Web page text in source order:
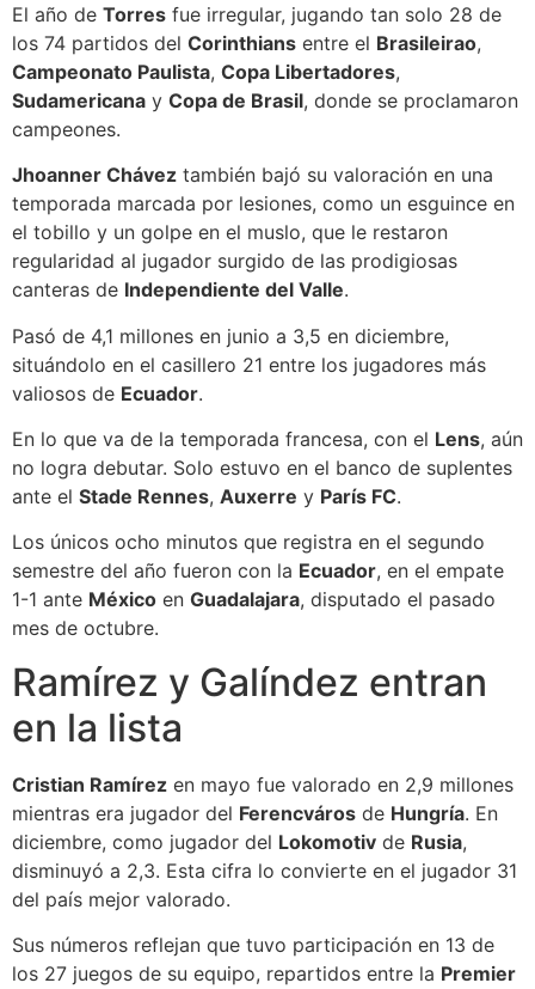
El año de Torres fue irregular, jugando tan solo 28 de
los 74 partidos del Corinthians entre el Brasileirao,
Campeonato Paulista, Copa Libertadores,
Sudamericana y Copa de Brasil, donde se proclamaron
campeones.
Jhoanner Chávez también bajó su valoración en una
temporada marcada por lesiones, como un esguince en
el tobillo y un golpe en el muslo, que le restaron
regularidad al jugador surgido de las prodigiosas
canteras de Independiente del Valle.
Pasó de 4,1 millones en junio a 3,5 en diciembre,
situándolo en el casillero 21 entre los jugadores más
valiosos de Ecuador.
En lo que va de la temporada francesa, con el Lens, aún
no logra debutar. Solo estuvo en el banco de suplentes
ante el Stade Rennes, Auxerre y París FC.
Los únicos ocho minutos que registra en el segundo
semestre del año fueron con la Ecuador, en el empate
1-1 ante México en Guadalajara, disputado el pasado
mes de octubre.
Ramírez y Galíndez entran
en la lista
Cristian Ramírez en mayo fue valorado en 2,9 millones
mientras era jugador del Ferencváros de Hungría. En
diciembre, como jugador del Lokomotiv de Rusia,
disminuyó a 2,3. Esta cifra lo convierte en el jugador 31
del país mejor valorado.
Sus números reflejan que tuvo participación en 13 de
los 27 juegos de su equipo, repartidos entre la Premier